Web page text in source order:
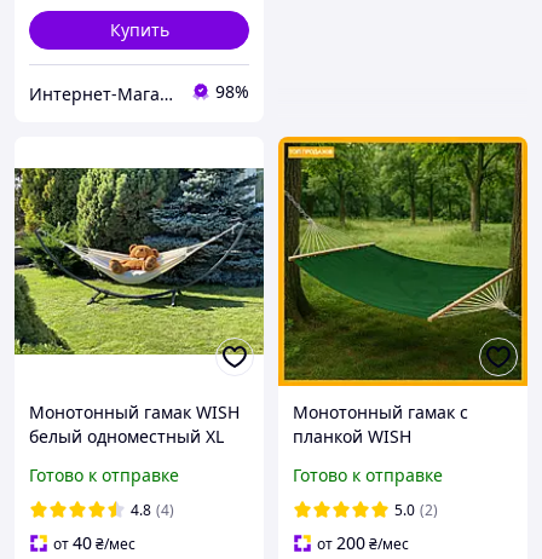
Купить
Интернет-Магазин "Shopik" 98%
Монотонный гамак WISH
белый одноместный XL
Готово к отправке
4.8 (4)
от40₴/мес
Монотонный гамак с
планкой WISH
см изумрудный для
отдыха на природе и
дома
Готово к отправке
5.0 (2)
от200₴/мес